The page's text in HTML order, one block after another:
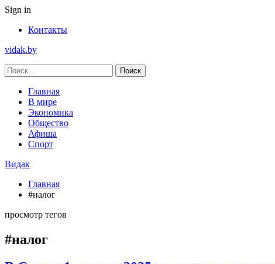
Sign in
Контакты
vidak.by
Главная
В мире
Экономика
Общество
Афиша
Спорт
Видак
Главная
#налог
просмотр тегов
#налог